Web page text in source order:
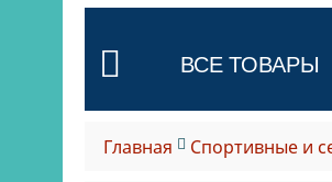
ВСЕ ТОВАРЫ
Главная Спортивные и